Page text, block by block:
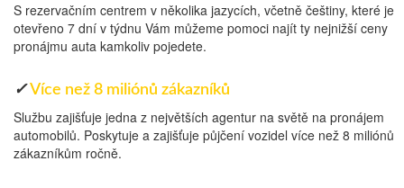
S rezervačním centrem v několika jazycích, včetně češtiny, které je
otevřeno 7 dní v týdnu Vám můžeme pomoci najít ty nejnižší ceny
pronájmu auta kamkoliv pojedete.
✓Více než 8 miliónů zákazníků
Službu zajišťuje jedna z největších agentur na světě na pronájem
automobilů. Poskytuje a zajišťuje půjčení vozidel více než 8 miliónů
zákazníkům ročně.